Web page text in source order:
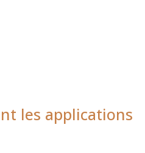
les applications